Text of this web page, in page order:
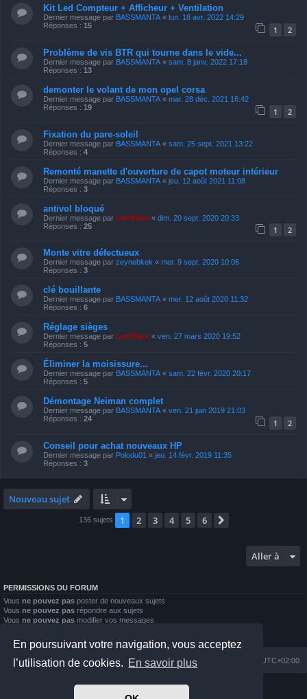
En poursuivant votre navigation, vous acceptez
l’utilisation de cookies. En savoir plus
Kit Led Compteur + Afficheur + Ventilation
Dernier message par BASSMANTA « lun. 18 avr. 2022 14:29
Réponses : 15 1 2
Problème de vis BTR qui tourne dans le vide...
Dernier message par BASSMANTA « sam. 8 janv. 2022 17:18
Réponses : 13
demonter le volant de mon opel corsa
Dernier message par BASSMANTA « mar. 28 déc. 2021 16:42
Réponses : 19 1 2
Fixation du pare-soleil
Dernier message par BASSMANTA « sam. 25 sept. 2021 13:22
Réponses : 4
Remonté manette d'ouverture de capot moteur intérieur
Dernier message par BASSMANTA « jeu. 12 août 2021 11:08
Réponses : 3
antivol bloqué
Dernier message par LeKiffeur « dim. 20 sept. 2020 20:33
Réponses : 25 1 2
Monte vitre défectueux
Dernier message par zeynebkek « mer. 9 sept. 2020 10:06
Réponses : 3
clé bouillante
Dernier message par BASSMANTA « mer. 12 août 2020 11:32
Réponses : 6
Réglage sièges
Dernier message par LeKiffeur « ven. 27 mars 2020 19:52
Réponses : 5
Éliminer la moisissure...
Dernier message par BASSMANTA « sam. 22 févr. 2020 20:17
Réponses : 5
Démontage Neiman complet
Dernier message par BASSMANTA « ven. 21 juin 2019 21:03
Réponses : 24 1 2
Conseil pour achat nouveaux HP
Dernier message par Polodu01 « jeu. 14 févr. 2019 11:35
Réponses : 3
Nouveau sujet
136 sujets 1 2 3 4 5 6
Aller à
PERMISSIONS DU FORUM
Vous ne pouvez pas poster de nouveaux sujets
Vous ne pouvez pas répondre aux sujets
Vous ne pouvez pas modifier vos messages
Vous
ne pouvez pas joindre des fichiers
Index du forum UTC+02:00
Nous contacter
Développé parphpBB® Forum Software © phpBB Limited